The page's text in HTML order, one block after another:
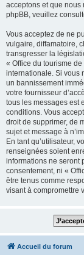
acceptons et que nous
phpBB, veuillez
Vous acceptez de ne
vulgaire, diffamatoire,
transgresser la
« Office du tourisme
internationale. Si vous
un bannissement
votre fournisseur
tous les messages est
conditions. Vous
droit de supprimer, de
sujet et message à
En tant qu’utilisateur,
renseignées soient
informations ne seront
consentement, ni «
être tenus comme
visant à compromettre
Accueil du forum